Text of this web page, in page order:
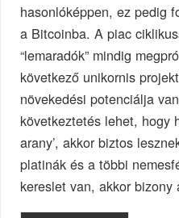
hasonlóképpen, ez pedig
a Bitcoinba. A piac
“lemaradók” mindig
következő unikornis
növekedési potenciálja
következtetés lehet, hogy
arany’, akkor biztos
platinák és a többi
kereslet van, akkor